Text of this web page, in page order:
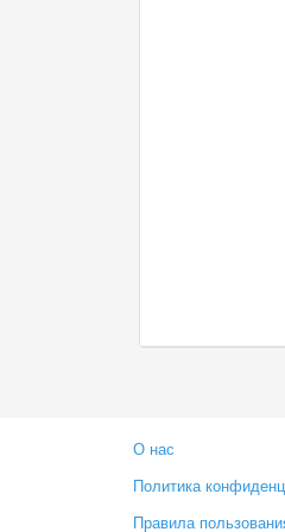
О нас
Политика
Правила